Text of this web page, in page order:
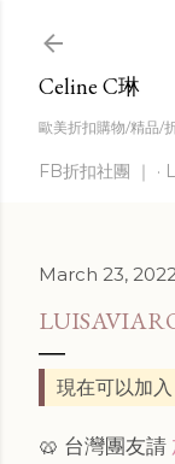
Celine C琳
歐美折扣購物/精品/
FB折扣社團 ｜
March 23,
現在可以加
🥨 台灣團友請